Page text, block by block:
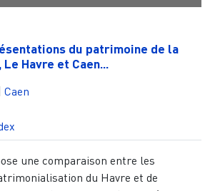
du patrimoine de la
Havre et Caen...
Caen
une comparaison entre les
du Havre et de